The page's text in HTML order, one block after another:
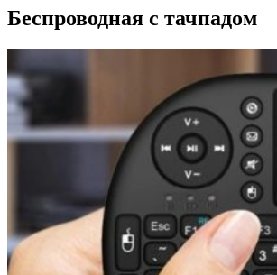
Беспроводная с тачпадом